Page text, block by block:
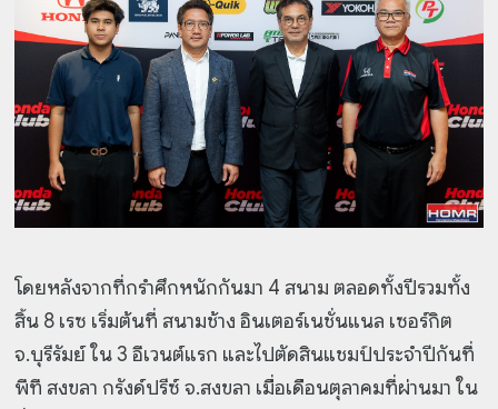
โดยหลังจากที่กรำศึกหนักกันมา 4 สนาม ตลอดทั้งปีรวมทั้ง
สิ้น 8 เรซ เริ่มต้นที่ สนามช้าง อินเตอร์เนชั่นแนล เซอร์กิต
จ.บุรีรัมย์ ใน 3 อีเวนต์แรก และไปตัดสินแชมป์ประจำปีกันที่
พีที สงขลา กรังด์ปรีซ์ จ.สงขลา เมื่อเดือนตุลาคมที่ผ่านมา ใน